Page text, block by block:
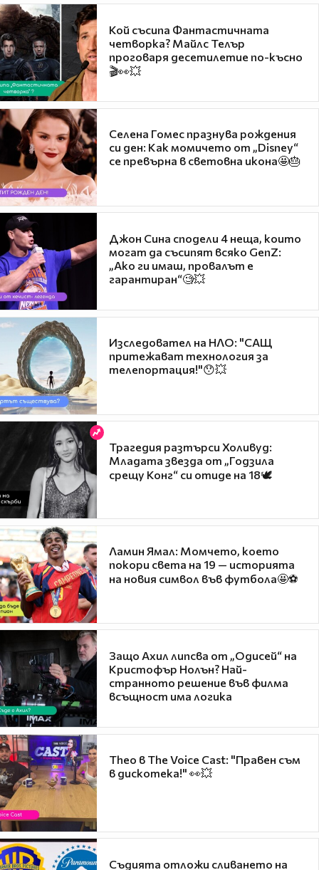
Кой съсипа Фантастичната
четворка? Майлс Телър
проговаря десетилетие по-късно
🎬👀💥
Селена Гомес празнува рождения
си ден: Как момичето от „Disney“
се превърна в световна икона🤩🎂
Джон Сина сподели 4 неща, които
могат да съсипят всяко GenZ:
„Ако ги имаш, провалът е
гарантиран“🧐💥
Изследовател на НЛО: "САЩ
притежават технология за
телепортация!"😯💥
Трагедия разтърси Холивуд:
Младата звезда от „Годзила
срещу Конг“ си отиде на 18🕊️
Ламин Ямал: Момчето, което
покори света на 19 — историята
на новия символ във футбола🤩⚽
Защо Ахил липсва от „Одисей“ на
Кристофър Нолън? Най-
странното решение във филма
всъщност има логика
Theo в The Voice Cast: "Правен съм
в дискотека!" 👀💥
Съдията отложи сливането на